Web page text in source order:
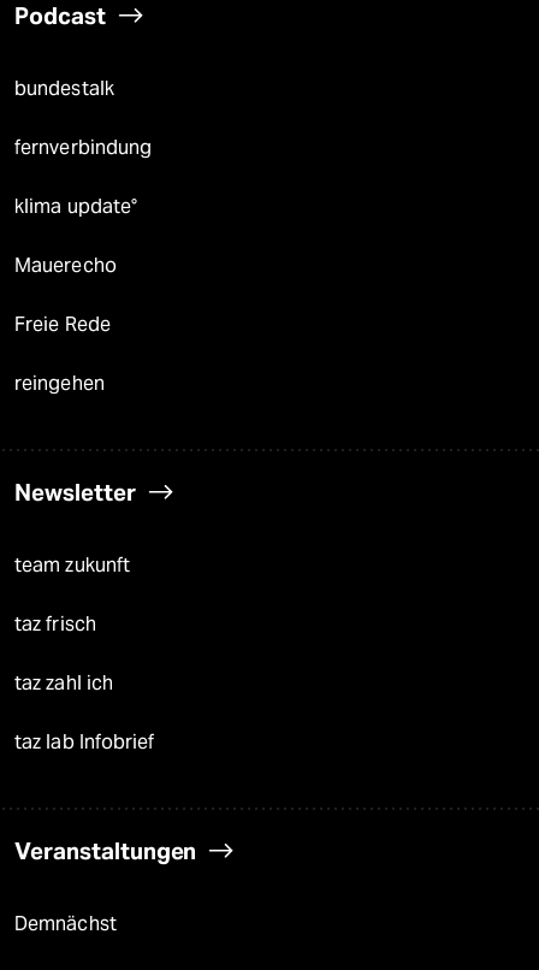
Podcast
bundestalk
fernverbindung
klima update°
Mauerecho
Freie Rede
reingehen
Newsletter
team zukunft
taz frisch
taz zahl ich
taz lab Infobrief
Veranstaltungen
Demnächst